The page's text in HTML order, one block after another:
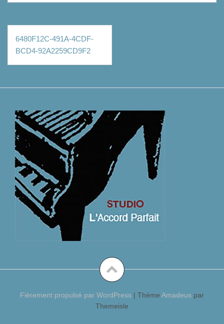
Navigation
de
l’article
6480F12C-491A-4CDF-
BCD4-92A2259CD9F2
Fièrement propulsé par WordPress | Thème Amadeus par
Themeisle